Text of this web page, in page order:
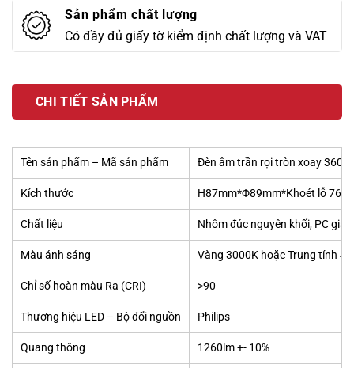
Sản phẩm chất lượng
Có đầy đủ giấy tờ kiểm định chất lượng và VAT
CHI TIẾT SẢN PHẨM
Tên sản phẩm – Mã sản phẩm Đèn âm trần rọi tròn xoay 360
Kích thước H87mm*Φ89mm*Khoét lỗ
Chất liệu Nhôm đúc nguyên khối, PC
Màu ánh sáng Vàng 3000K hoặc Trung tính
Chỉ số hoàn màu Ra (CRI) >90
Thương hiệu LED – Bộ đổi nguồn Philips
Quang thông 1260lm +- 10%